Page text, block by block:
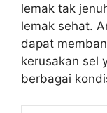
lemak tak
lemak sehat.
dapat
kerusakan sel
berbagai